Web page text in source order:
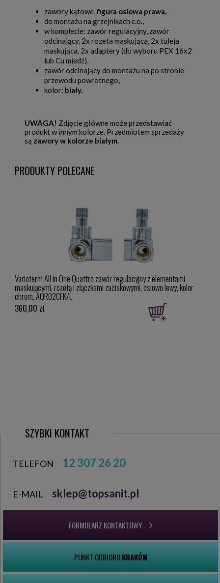
zawory kątowe,figura osiowa prawa,
do montażu na grzejnikach c.o.,
w komplecie: zawór regulacyjny, zawór
odcinający, 2x rozeta maskująca, 2x tuleja
maskująca, 2x adaptery (do wyboru PEX 16x2
lub Cu miedź),
zawór odcinający do montażu na po stronie
przewodu powrotnego,
kolor: biały.
UWAGA! Zdjęcie główne może przedstawiać
produkt w innym kolorze. Przedmiotem sprzedaży
są zawory w kolorze białym.
PRODUKTY POLECANE
Varioterm All in One Quattro zawór regulacyjny z elementami
maskującymi, rozetą i złączkami zaciskowymi, osiowo lewy, kolor
chrom, AQR02CFK/L
360,00 zł
SZYBKI KONTAKT
TELEFON 12 307 26 20
E-MAIL sklep@topsanit.pl
FORMULARZ KONTAKTOWY
PUNKT ODBIORUKRAKÓW